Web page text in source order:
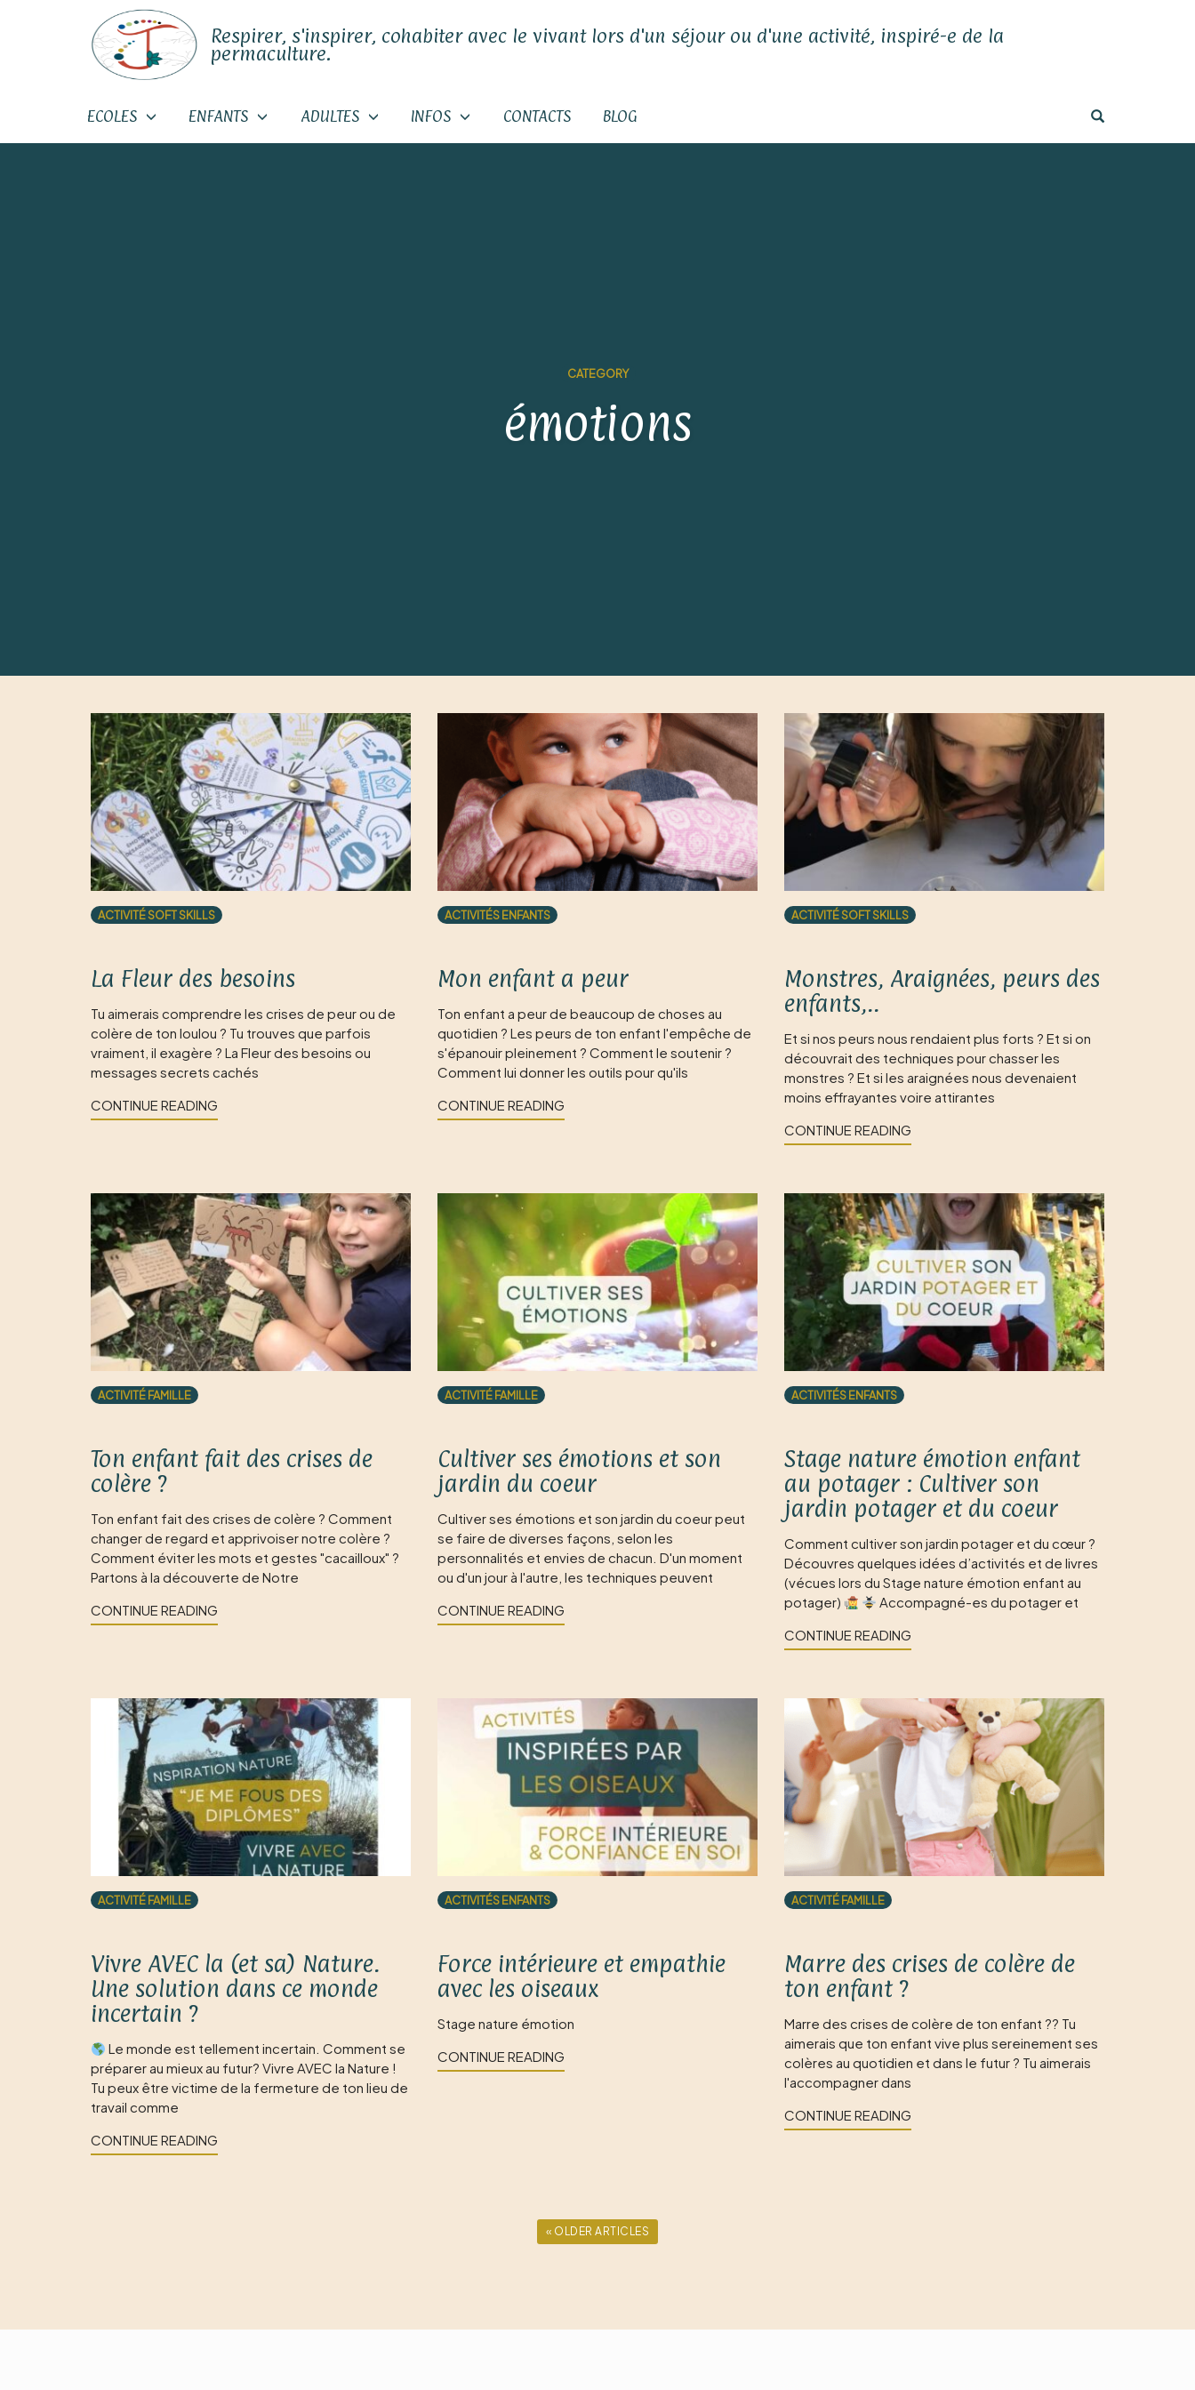
Respirer, s'inspirer, cohabiter avec le vivant lors d'un séjour ou d'une activité, inspiré-e de la
permaculture.
ECOLES ENFANTS ADULTES INFOS CONTACTS BLOG
CATEGORY
émotions
ACTIVITÉ SOFT SKILLS
La Fleur des besoins
Tu aimerais comprendre les crises de peur ou de
colère de ton loulou ? Tu trouves que parfois
vraiment, il exagère ? La Fleur des besoins ou
messages secrets cachés
CONTINUE READING
ACTIVITÉS ENFANTS
Mon enfant a peur
Ton enfant a peur de beaucoup de choses au
quotidien ? Les peurs de ton enfant l'empêche de
s'épanouir pleinement ? Comment le soutenir ?
Comment lui donner les outils pour qu'ils
CONTINUE READING
ACTIVITÉ SOFT SKILLS
Monstres, Araignées, peurs des
enfants,..
Et si nos peurs nous rendaient plus forts ? Et si on
découvrait des techniques pour chasser les
monstres ? Et si les araignées nous devenaient
moins effrayantes voire attirantes
CONTINUE READING
ACTIVITÉ FAMILLE
Ton enfant fait des crises de
colère ?
Ton enfant fait des crises de colère ? Comment
changer de regard et apprivoiser notre colère ?
Comment éviter les mots et gestes "cacailloux" ?
Partons à la découverte de Notre
CONTINUE READING
ACTIVITÉ FAMILLE
Cultiver ses émotions et son
jardin du coeur
Cultiver ses émotions et son jardin du coeur peut
se faire de diverses façons, selon les
personnalités et envies de chacun. D'un moment
ou d'un jour à l'autre, les techniques peuvent
CONTINUE READING
ACTIVITÉS ENFANTS
Stage nature émotion enfant
au potager : Cultiver son
jardin potager et du coeur
Comment cultiver son jardin potager et du cœur ?
Découvres quelques idées d’activités et de livres
(vécues lors du Stage nature émotion enfant au
potager)
Accompagné-es du potager et
CONTINUE READING
ACTIVITÉ FAMILLE
Vivre AVEC la (et sa) Nature.
Une solution dans ce monde
incertain ?
Le monde est tellement incertain. Comment se
préparer au mieux au futur? Vivre AVEC la Nature !
Tu peux être victime de la fermeture de ton lieu de
travail comme
CONTINUE READING
ACTIVITÉS ENFANTS
Force intérieure et empathie
avec les oiseaux
Stage nature émotion
CONTINUE READING
ACTIVITÉ FAMILLE
Marre des crises de colère de
ton enfant ?
Marre des crises de colère de ton enfant ?? Tu
aimerais que ton enfant vive plus sereinement ses
colères au quotidien et dans le futur ? Tu aimerais
l'accompagner dans
CONTINUE READING
« OLDER ARTICLES